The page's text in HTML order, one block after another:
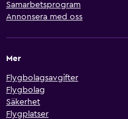
Samarbetsprogram
Annonsera med oss
Mer
Flygbolagsavgifter
Flygbolag
Säkerhet
Flygplatser